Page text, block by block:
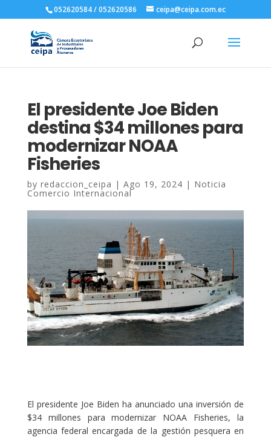
052620584 / 052620586 ceipa@ceipa.com.ec
El presidente Joe Biden
destina $34 millones para
modernizar NOAA
Fisheries
by redaccion_ceipa | Ago 19, 2024 | Noticia
Comercio Internacional
El presidente Joe Biden ha anunciado una inversión de
$34 millones para modernizar NOAA Fisheries, la
agencia federal encargada de la gestión pesquera en